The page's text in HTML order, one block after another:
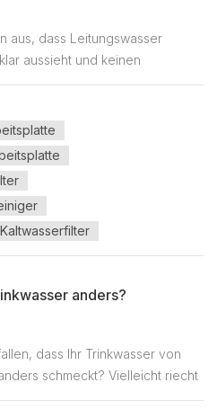
aus, dass Leitungswasser
aussieht und keinen
Wasserqualität hängt jedoch
Transport durch
kann Wasser
anders?
dass Ihr Trinkwasser von
schmeckt? Vielleicht riecht
schmeckt es etwas